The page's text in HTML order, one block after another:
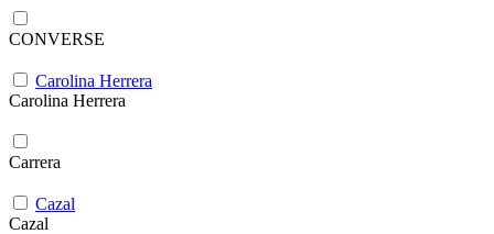
CONVERSE
Carolina Herrera
Carolina Herrera
Carrera
Cazal
Cazal